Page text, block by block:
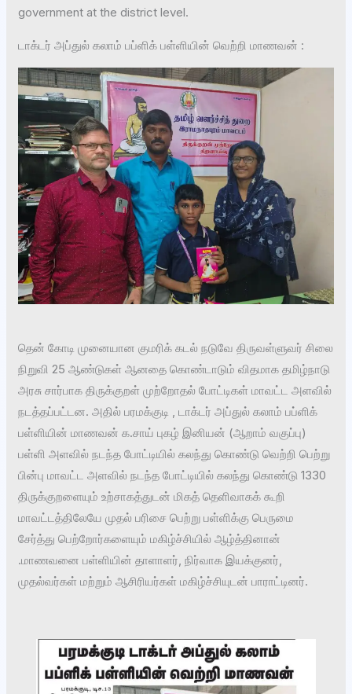
government at the district level.
டாக்டர் அப்துல் கலாம் பப்ளிக் பள்ளியின் வெற்றி மாணவன் :
தென் கோடி முனையான குமரிக் கடல் நடுவே திருவள்ளுவர் சிலை
நிறுவி 25 ஆண்டுகள் ஆனதை கொண்டாடும் விதமாக தமிழ்நாடு
அரசு சார்பாக திருக்குறள் முற்றோதல் போட்டிகள் மாவட்ட அளவில்
நடத்தப்பட்டன. அதில் பரமக்குடி , டாக்டர் அப்துல் கலாம் பப்ளிக்
பள்ளியின் மாணவன் க.சாய் புகழ் இனியன் (ஆறாம் வகுப்பு)
பள்ளி அளவில் நடந்த போட்டியில் கலந்து கொண்டு வெற்றி பெற்று
பின்பு மாவட்ட அளவில் நடந்த போட்டியில் கலந்து கொண்டு 1330
திருக்குறளையும் உற்சாகத்துடன் மிகத் தெளிவாகக் கூறி
மாவட்டத்திலேயே முதல் பரிசை பெற்று பள்ளிக்கு பெருமை
சேர்த்து பெற்றோர்களையும் மகிழ்ச்சியில் ஆழ்த்தினான்
.மாணவனை பள்ளியின் தாளாளர், நிர்வாக இயக்குனர்,
முதல்வர்கள் மற்றும் ஆசிரியர்கள் மகிழ்ச்சியுடன் பாராட்டினர்.